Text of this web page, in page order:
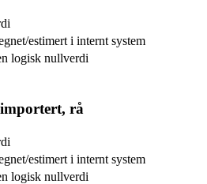
estimert i internt system
logisk nullverdi
rå
estimert i internt system
logisk nullverdi